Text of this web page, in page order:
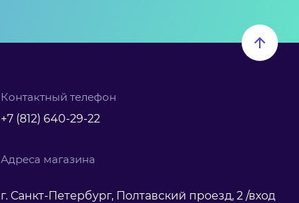
Контактный телефон
+7 (812) 640-29-22
Адреса магазина
г. Санкт-Петербург, Полтавский проезд, 2 /вход